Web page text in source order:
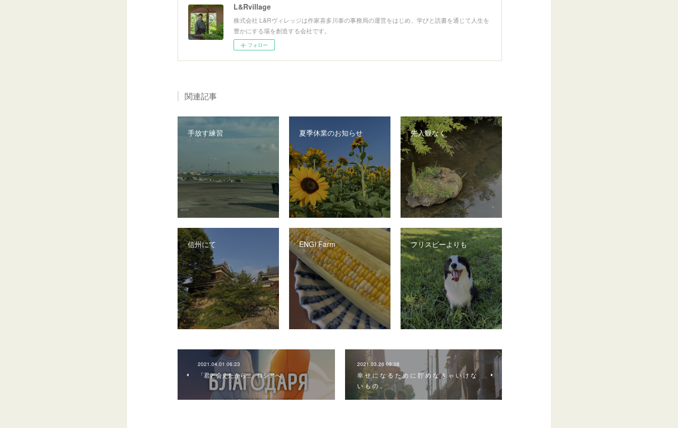
L&Rvillage
株式会社 L&Rヴィレッジは作家喜多川泰の事務局の運営をはじめ、学びと読書を通じて人生を
豊かにする場を創造する会社です。
フォロー
関連記事
手放す練習 夏季休業のお知らせ 先入観なく
信州にて ENGI Farm フリスビーよりも
2021.04.01 06:23
「君と会えたから...」ロシアへ
2021.03.26 08:08
幸 せ に な る た め に 貯 め な き ゃ い け な
い も の 。